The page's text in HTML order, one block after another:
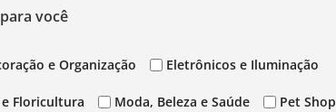
você
e Organização Eletrônicos e Iluminação
e Floricultura Moda, Beleza e Saúde Pet Shop